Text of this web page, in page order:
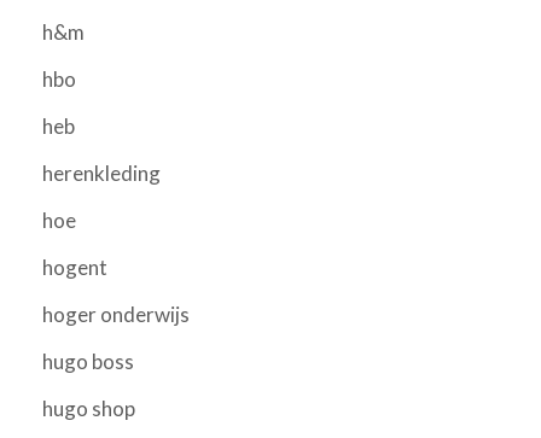
h&m
hbo
heb
herenkleding
hoe
hogent
hoger onderwijs
hugo boss
hugo shop